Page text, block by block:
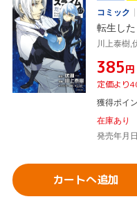
コミック
転生し
川上泰樹,
¥385円
定価より
獲得ポイ
在庫あり
発売年月
カートへ追加